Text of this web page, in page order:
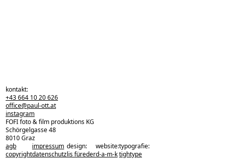
zurück zu den projekten
kontakt:
+43 664 10 20 626
office@paul-ott.at
instagram
FOFI foto & film produktions KG
Schörgelgasse 48
8010 Graz
agb
copyright
impressum
datenschutz
design:
lis füreder
website:
d-a-m-k
typografie:
tightype